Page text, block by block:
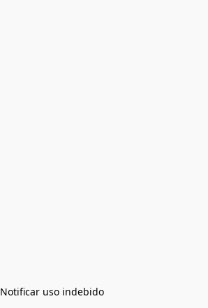
Notificar uso indebido